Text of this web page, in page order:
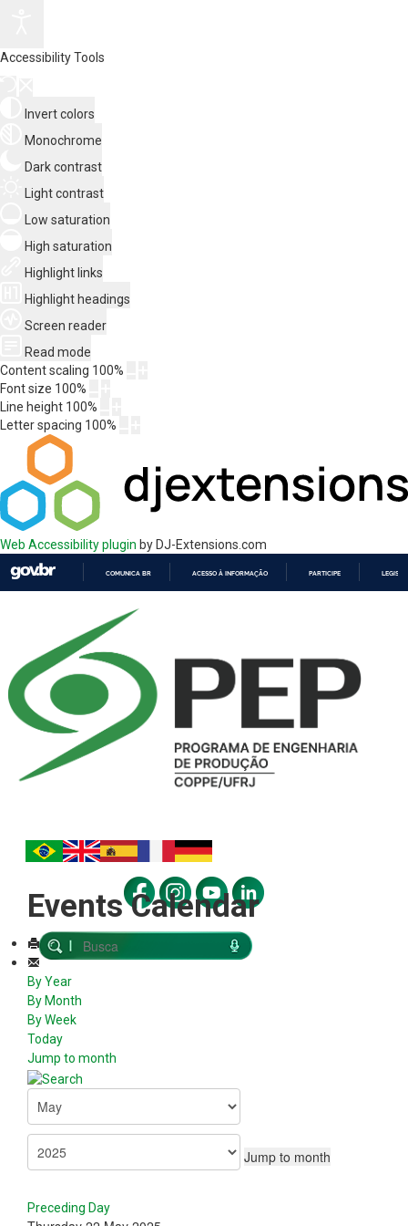
Accessibility Tools
Invert colors
Monochrome
Dark contrast
Light contrast
Low saturation
High saturation
Highlight links
Highlight headings
Screen reader
Read mode
Content scaling 100%
Font size 100%
Line height 100%
Letter spacing 100%
Web Accessibility plugin by DJ-Extensions.com
COMUNICA BR ACESSO À INFORMAÇÃO PARTICIPE
Events Calendar
By Year
By Month
By Week
Today
Jump to month
Jump to month
Preceding Day